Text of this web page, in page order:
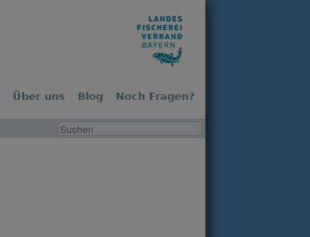
Über uns Blog Noch Fragen?